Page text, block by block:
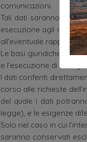
comunicazioni.
Tali dati saranno
esecuzione agli
all’eventuale rapporto
Le basi giuridiche del
e l’esecuzione di
I dati conferiti
corso alle richieste
del quale i dati
legge), e le esigenze
Solo nel caso in cui
saranno conservati